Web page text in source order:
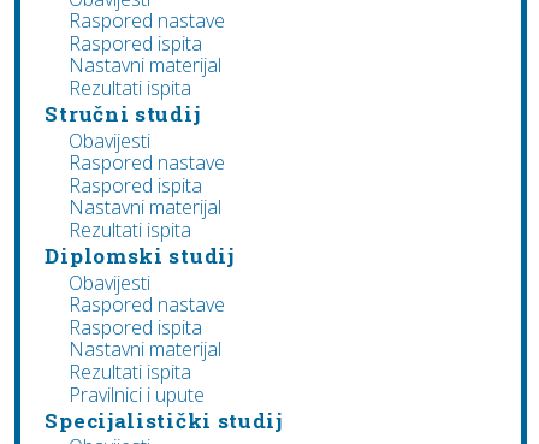
Raspored nastave
Raspored ispita
Nastavni materijal
Rezultati ispita
Stručni studij
Obavijesti
Raspored nastave
Raspored ispita
Nastavni materijal
Rezultati ispita
Diplomski studij
Obavijesti
Raspored nastave
Raspored ispita
Nastavni materijal
Rezultati ispita
Pravilnici i upute
Specijalistički studij